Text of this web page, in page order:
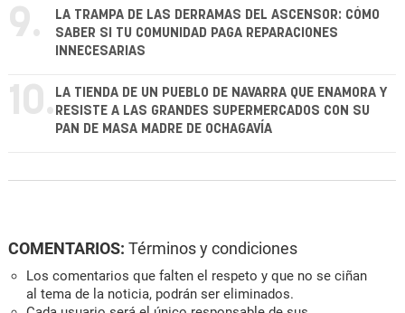
9.
LA TRAMPA DE LAS DERRAMAS DEL ASCENSOR: CÓMO
SABER SI TU COMUNIDAD PAGA REPARACIONES
INNECESARIAS
10. LA TIENDA DE UN PUEBLO DE NAVARRA QUE ENAMORA Y
RESISTE A LAS GRANDES SUPERMERCADOS CON SU
PAN DE MASA MADRE DE OCHAGAVÍA
COMENTARIOS: Términos y condiciones
Los comentarios que falten el respeto y que no se ciñan
al tema de la noticia, podrán ser eliminados.